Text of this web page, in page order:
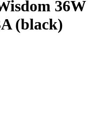
36W
(black)